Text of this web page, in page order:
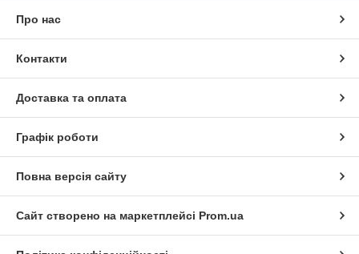
Про нас
Контакти
Доставка та оплата
Графік роботи
Повна версія сайту
Сайт створено на маркетплейсі Prom.ua